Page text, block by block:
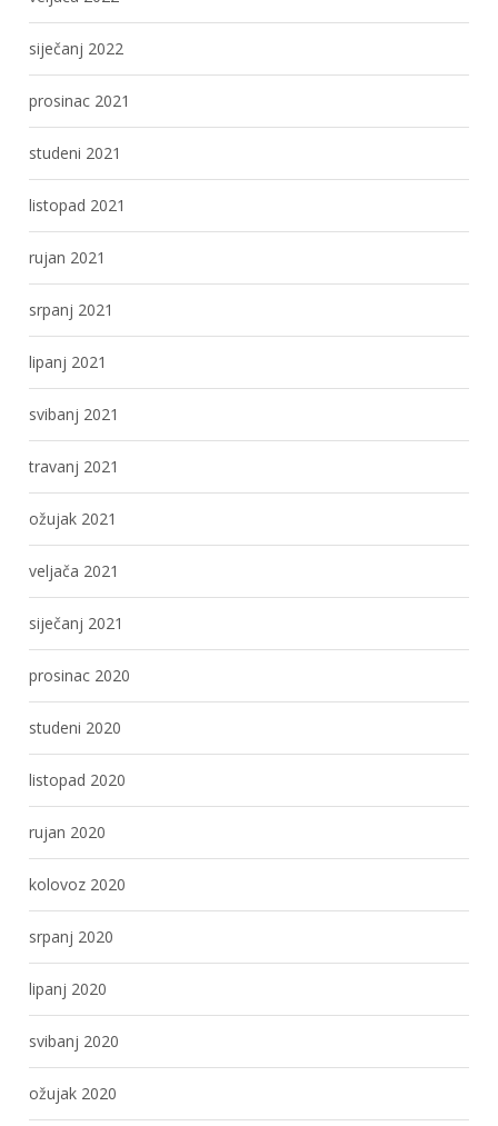
siječanj 2022
prosinac 2021
studeni 2021
listopad 2021
rujan 2021
srpanj 2021
lipanj 2021
svibanj 2021
travanj 2021
ožujak 2021
veljača 2021
siječanj 2021
prosinac 2020
studeni 2020
listopad 2020
rujan 2020
kolovoz 2020
srpanj 2020
lipanj 2020
svibanj 2020
ožujak 2020